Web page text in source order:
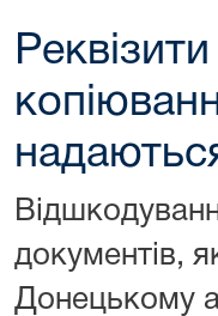
документів,
Донецькому